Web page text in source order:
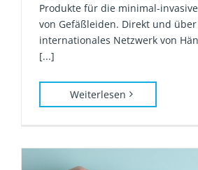
Produkte für die minimal-
von Gefäßleiden. Direkt und
internationales Netzwerk von
[...]
Weiterlesen